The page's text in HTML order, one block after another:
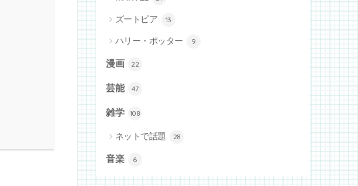
ズートピア 13
ハリー・ポッター 9
漫画 22
芸能 47
雑学 108
ネットで話題 28
音楽 6